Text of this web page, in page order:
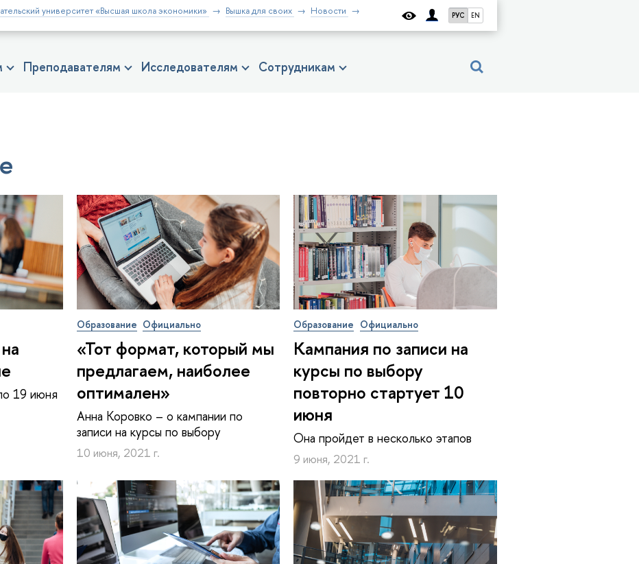
РУС EN
университет «Высшая школа экономики» Вышка для своих
Новости
Преподавателям Исследователям Сотрудникам
19 июня
Образование Официально
«Тот формат, который мы
предлагаем, наиболее
оптимален»
Анна Коровко – о кампании по
записи на курсы по выбору
10 июня, 2021 г.
Образование Официально
Кампания по записи на
курсы по выбору
повторно стартует 10
июня
Она пройдет в несколько этапов
9 июня, 2021 г.